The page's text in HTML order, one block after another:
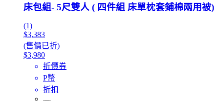
床包組- 5尺雙人 ( 四件組 床單枕套鋪棉兩用被)
(1)
$3,383
(售價已折)
$3,980
折價券
P幣
折扣